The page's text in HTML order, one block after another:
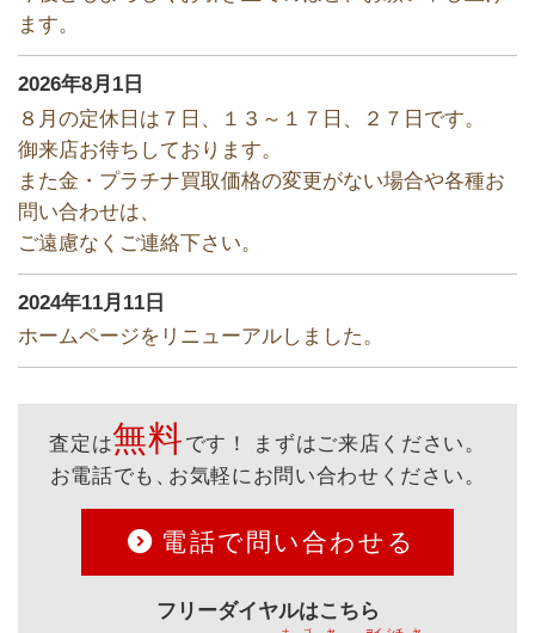
ます。
2026年8月1日
８月の定休日は７日、１３～１７日、２７日です。
御来店お待ちしております。
また金・プラチナ買取価格の変更がない場合や各種お
問い合わせは、
ご遠慮なくご連絡下さい。
2024年11月11日
ホームページをリニューアルしました。
査定は無料 です！ まずはご来店ください。
お電話でも、お気軽にお問い合わせください。
電話で問い合わせる
フリーダイヤルはこちら